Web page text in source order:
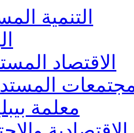
التنمية
الاقتصاد
معلمة